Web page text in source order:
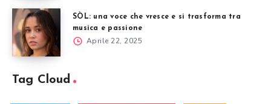
SÒL: una voce che vresce e si trasforma tra
musica e passione
Aprile 22, 2025
Tag Cloud